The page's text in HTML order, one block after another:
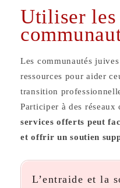
Utiliser les
Les communautés
ressources pour aider
transition
Participer à des
services offerts peut
et offrir un soutien
L’entraide et la